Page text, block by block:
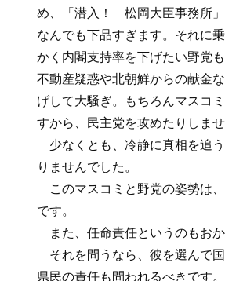
め、「潜入！ 松岡大臣事務所
なんでも下品すぎます。それに
かく内閣支持率を下げたい野党
不動産疑惑や北朝鮮からの献金
げして大騒ぎ。もちろんマスコ
すから、民主党を攻めたりしませ
少なくとも、冷静に真相を追
りませんでした。
このマスコミと野党の姿勢は
です。
また、任命責任というのもおか
それを問うなら、彼を選んで
県民の責任も問われるべきです。